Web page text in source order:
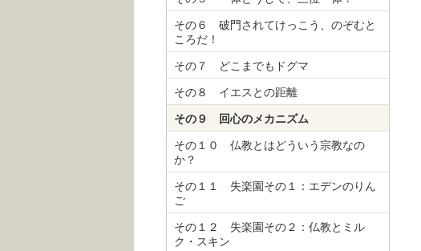
その６ 破門されてけっこう、のぞむと
ころだ！
その７ どこまでもドグマ
その８ イエスとの距離
その９ 回心のメカニズム
その１０ 仏教とはどういう宗教なの
か？
その１１ 失楽園その１：エデンのりん
ご
その１２ 失楽園その２：仏教とミル
ク・スキン